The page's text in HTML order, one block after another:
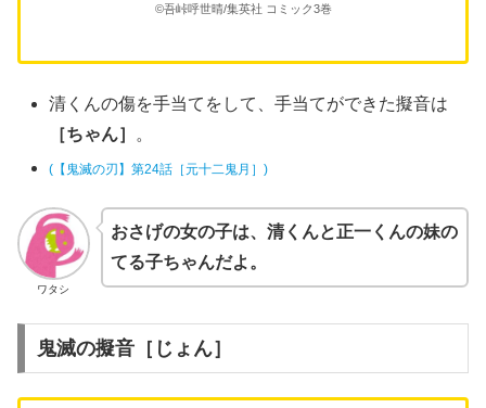
©吾峠呼世晴/集英社 コミック3巻
清くんの傷を手当てをして、手当てができた擬音は
［ちゃん］
。
(【鬼滅の刃】第24話［元十二鬼月］)
ワタシ
おさげの女の子は、清くんと正一くんの妹の
てる子ちゃんだよ。
鬼滅の擬音［じょん］